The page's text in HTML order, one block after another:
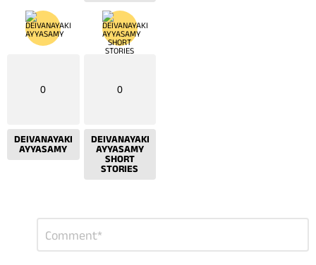
0
DEIVANAYAKI
AYYASAMY
0
DEIVANAYAKI
AYYASAMY
SHORT
STORIES